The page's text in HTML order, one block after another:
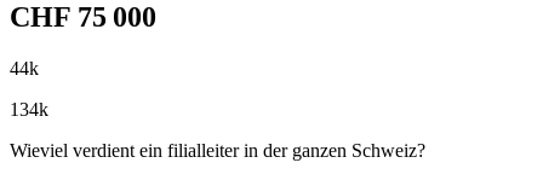
CHF 75 000
44k
134k
Wieviel verdient ein filialleiter in der ganzen Schweiz?